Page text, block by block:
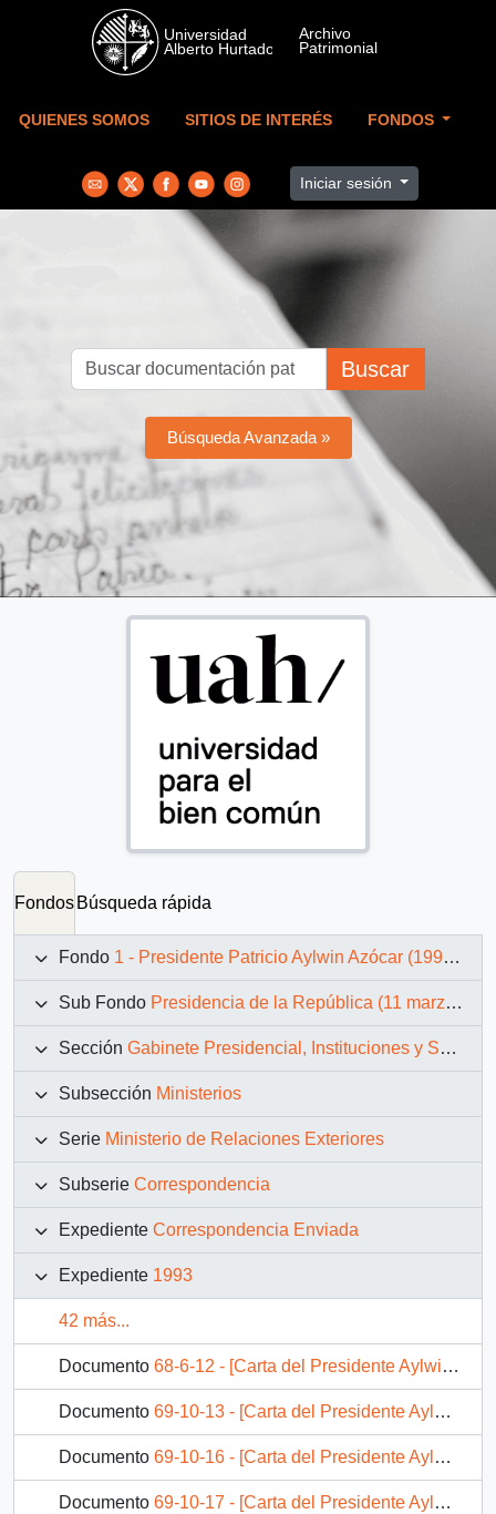
Skip to main content
QUIENES SOMOS SITIOS DE INTERÉS FONDOS
Iniciar sesión
Buscar
Búsqueda Avanzada »
Fondos Búsqueda rápida
Fondo 1 - Presidente Patricio Aylwin Azócar (1990-1994)
Sub Fondo Presidencia de la República (11 marzo 1990 – 11 marzo 1994)
Sección Gabinete Presidencial, Instituciones y Servicios
Subsección Ministerios
Serie Ministerio de Relaciones Exteriores
Subserie Correspondencia
Expediente Correspondencia Enviada
Expediente 1993
42 más...
Documento 68-6-12 - [Carta del Presidente Aylwin al Embajador de Chile ante la Santa Sede El Vaticano].
Documento 69-10-13 - [Carta del Presidente Aylwin al Presidente de la Organización para la Liberación Palestina, enviando su reconocimiento por valiosa contribución a la noble causa de la paz].
Documento 69-10-16 - [Carta del Presidente Aylwin al Presidente de la República del Paraguay, adjuntando del Presidente Clinton]
Documento 69-10-17 - [Carta del Presidente Aylwin al Presidente de la República del Paraguay].